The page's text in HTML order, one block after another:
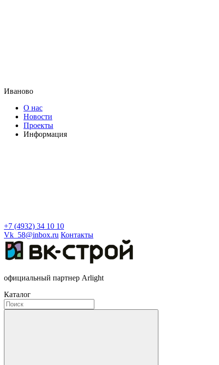
Иваново
О нас
Новости
Проекты
Информация
+7 (4932) 34 10 10
Vk_58@inbox.ru Контакты
официальный партнер Arlight
Каталог